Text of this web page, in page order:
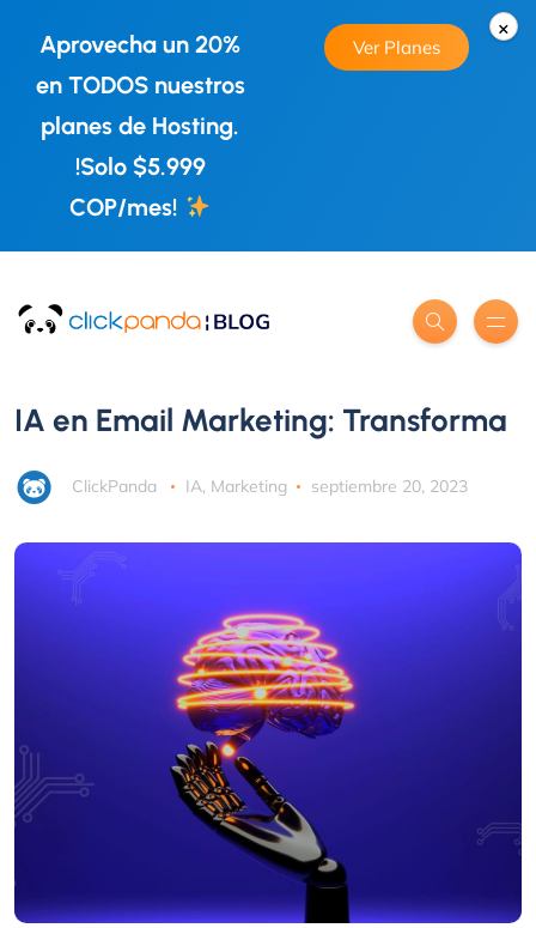
×
Aprovecha un 20%
en TODOS nuestros
planes de Hosting.
!Solo $5.999
COP/mes!
Ver Planes
IA en Email Marketing: Transforma
ClickPanda IA, Marketing septiembre 20, 2023